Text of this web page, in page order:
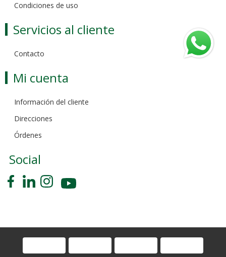
Condiciones de uso
Servicios al cliente
Contacto
Mi cuenta
Información del cliente
Direcciones
Órdenes
Social